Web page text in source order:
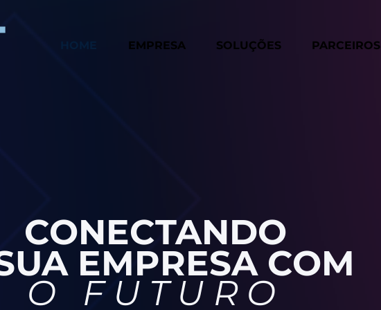
EMPRESA SOLUÇÕES PARCEIROS
CONECTANDO
EMPRESA COM
O FUTURO